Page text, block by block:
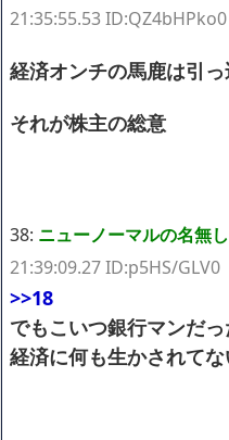
21:35:55.53 ID:QZ4bHPko0
経済オンチの馬鹿は引
それが株主の総意
38: ニューノーマルの名無
21:39:09.27 ID:p5HS/GLV0
>>18
でもこいつ銀行マンだ
経済に何も生かされて